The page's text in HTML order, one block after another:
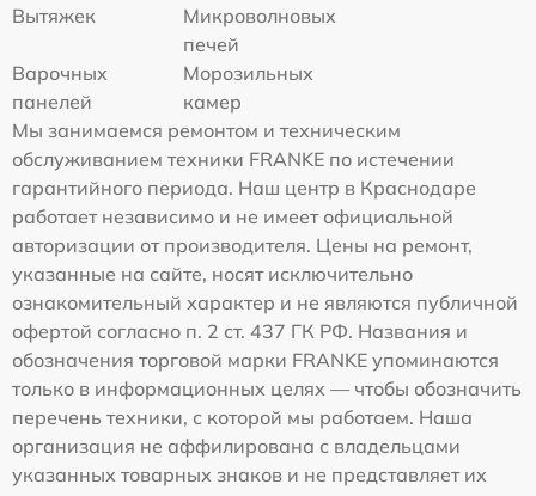
Вытяжек
Микроволновых
печей
Варочных
панелей
Морозильных
камер
Мы занимаемся ремонтом и техническим
обслуживанием техники FRANKE по истечении
гарантийного периода. Наш центр в Краснодаре
работает независимо и не имеет официальной
авторизации от производителя. Цены на ремонт,
указанные на сайте, носят исключительно
ознакомительный характер и не являются публичной
офертой согласно п. 2 ст. 437 ГК РФ. Названия и
обозначения торговой марки FRANKE упоминаются
только в информационных целях — чтобы обозначить
перечень техники, с которой мы работаем. Наша
организация не аффилирована с владельцами
указанных товарных знаков и не представляет их